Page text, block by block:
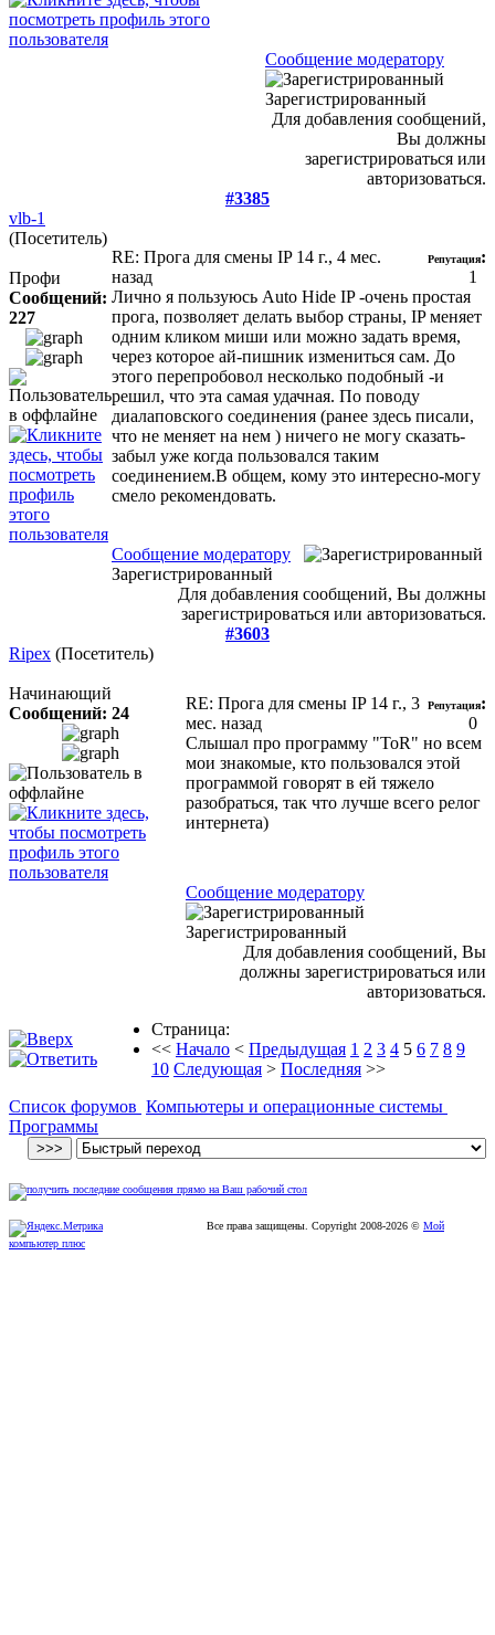
Сообщение модератору
Зарегистрированный
Для добавления сообщений,
Вы должны
зарегистрироваться или
авторизоваться.
#3385
vlb-1
(Посетитель)
Профи
Сообщений:
227
RE: Прога для смены IP 14 г., 4 мес.
назад
Репутация:
1
Лично я пользуюсь Auto Hide IP -очень простая
прога, позволяет делать выбор страны, IP меняет
одним кликом миши или можно задать время,
через которое ай-пишник измениться сам. До
этого перепробовол несколько подобный -и
решил, что эта самая удачная. По поводу
диалаповского соединения (ранее здесь писали,
что не меняет на нем ) ничего не могу сказать-
забыл уже когда пользовался таким
соединением.В общем, кому это интересно-могу
смело рекомендовать.
Сообщение модератору
Зарегистрированный
Для добавления сообщений, Вы должны
зарегистрироваться или авторизоваться.
#3603
Ripex (Посетитель)
Начинающий
Сообщений: 24
RE: Прога для смены IP 14 г., 3
мес. назад
Репутация:
0
Слышал про программу "ToR" но всем
мои знакомые, кто пользовался этой
программой говорят в ей тяжело
разобраться, так что лучше всего релог
интернета)
Сообщение модератору
Зарегистрированный
Для добавления сообщений, Вы
должны зарегистрироваться или
авторизоваться.
Страница:
<< Начало < Предыдущая 1 2 3 4 5 6 7 8 9
10 Следующая > Последняя >>
Список форумов Компьютеры и операционные системы
Программы
Все права защищены. Copyright 2008-2026 © Мой
компьютер плюс